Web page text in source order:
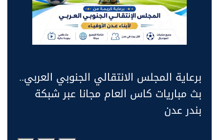
برعاية المجلس الانتقالي الجنوبي العربي..
بث مباريات كاس العام مجانا عبر شبكة
بندر عدن